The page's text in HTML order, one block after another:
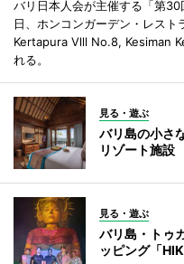
バリ日本人会が主催する「第
日、ホンコンガーデン・レス
Kertapura Vlll No.8, Kesiman
れる。
見る・遊ぶ
バリ島の小さ
リゾート施設
見る・遊ぶ
バリ島・トゥ
ッピング「